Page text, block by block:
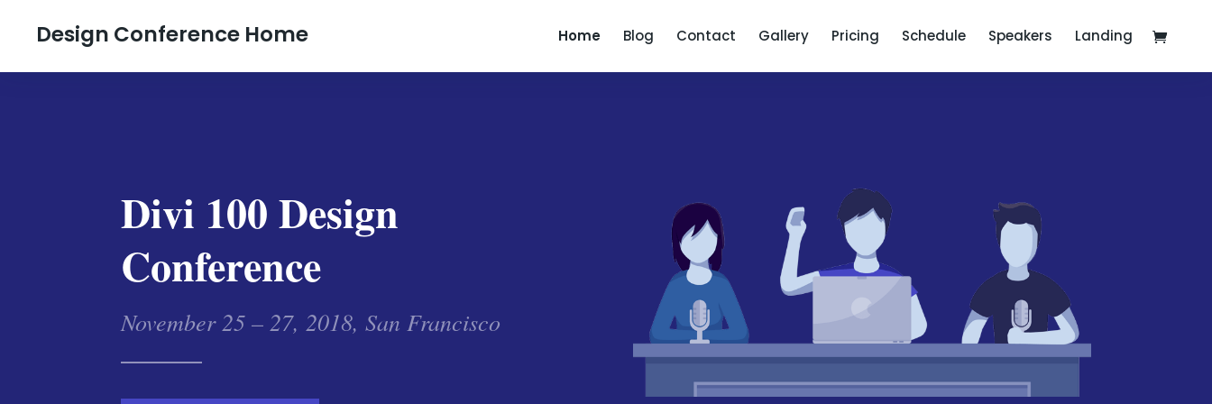
Design Conference Home Home Blog Contact Gallery Pricing Schedule Speakers Landing
Divi 100 Design
Conference
November 25 – 27, 2018, San Francisco